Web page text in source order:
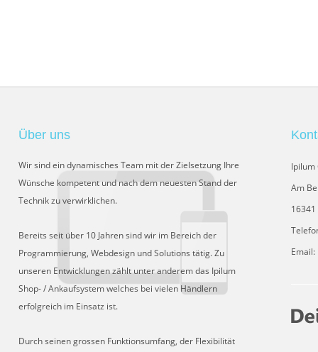
Über uns
Wir sind ein dynamisches Team mit der Zielsetzung Ihre
Wünsche kompetent und nach dem neuesten Stand der
Technik zu verwirklichen.
Bereits seit über 10 Jahren sind wir im Bereich der
Programmierung, Webdesign und Solutions tätig. Zu
unseren Entwicklungen zählt unter anderem das Ipilum
Shop- / Ankaufsystem welches bei vielen Händlern
erfolgreich im Einsatz ist.
Durch seinen grossen Funktionsumfang, der Flexibilität
Ipilum
Am